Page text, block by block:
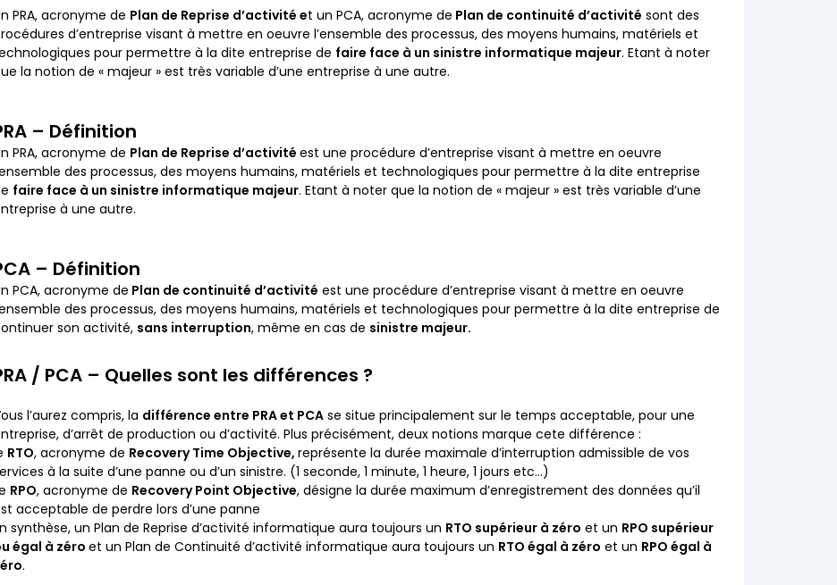
PRA, acronyme de Plan de Reprise d’activité et un PCA, acronyme de Plan de continuité d’activité sont des
d’entreprise visant à mettre en oeuvre l’ensemble des processus, des moyens humains, matériels et
pour permettre à la dite entreprise de faire face à un sinistre informatique majeur. Etant à noter
la notion de « majeur » est très variable d’une entreprise à une autre.
– Définition
PRA, acronyme de Plan de Reprise d’activitéest une procédure d’entreprise visant à mettre en oeuvre
des processus, des moyens humains, matériels et technologiques pour permettre à la dite entreprise
faire face à un sinistre informatique majeur. Etant à noter que la notion de « majeur » est très variable d’une
à une autre.
– Définition
PCA, acronyme de Plan de continuité d’activité est une procédure d’entreprise visant à mettre en oeuvre
des processus, des moyens humains, matériels et technologiques pour permettre à la dite entreprise de
son activité, sans interruption, même en cas de sinistre majeur.
/ PCA – Quelles sont les différences ?
l’aurez compris, la différence entre PRA et PCA se situe principalement sur le temps acceptable, pour une
d’arrêt de production ou d’activité. Plus précisément, deux notions marque cete différence :
RTO, acronyme de Recovery Time Objective,représente la durée maximale d’interruption admissible de vos
à la suite d’une panne ou d’un sinistre. (1 seconde, 1 minute, 1 heure, 1 jours etc…)
RPO, acronyme de Recovery Point Objective, désigne la durée maximum d’enregistrement des données qu’il
acceptable de perdre lors d’une panne
synthèse, un Plan de Reprise d’activité informatique aura toujours un RTO supérieur à zéro et un RPO supérieur
égal à zéroet un Plan de Continuité d’activité informatique aura toujours un RTO égal à zéro et un RPO égal à
.